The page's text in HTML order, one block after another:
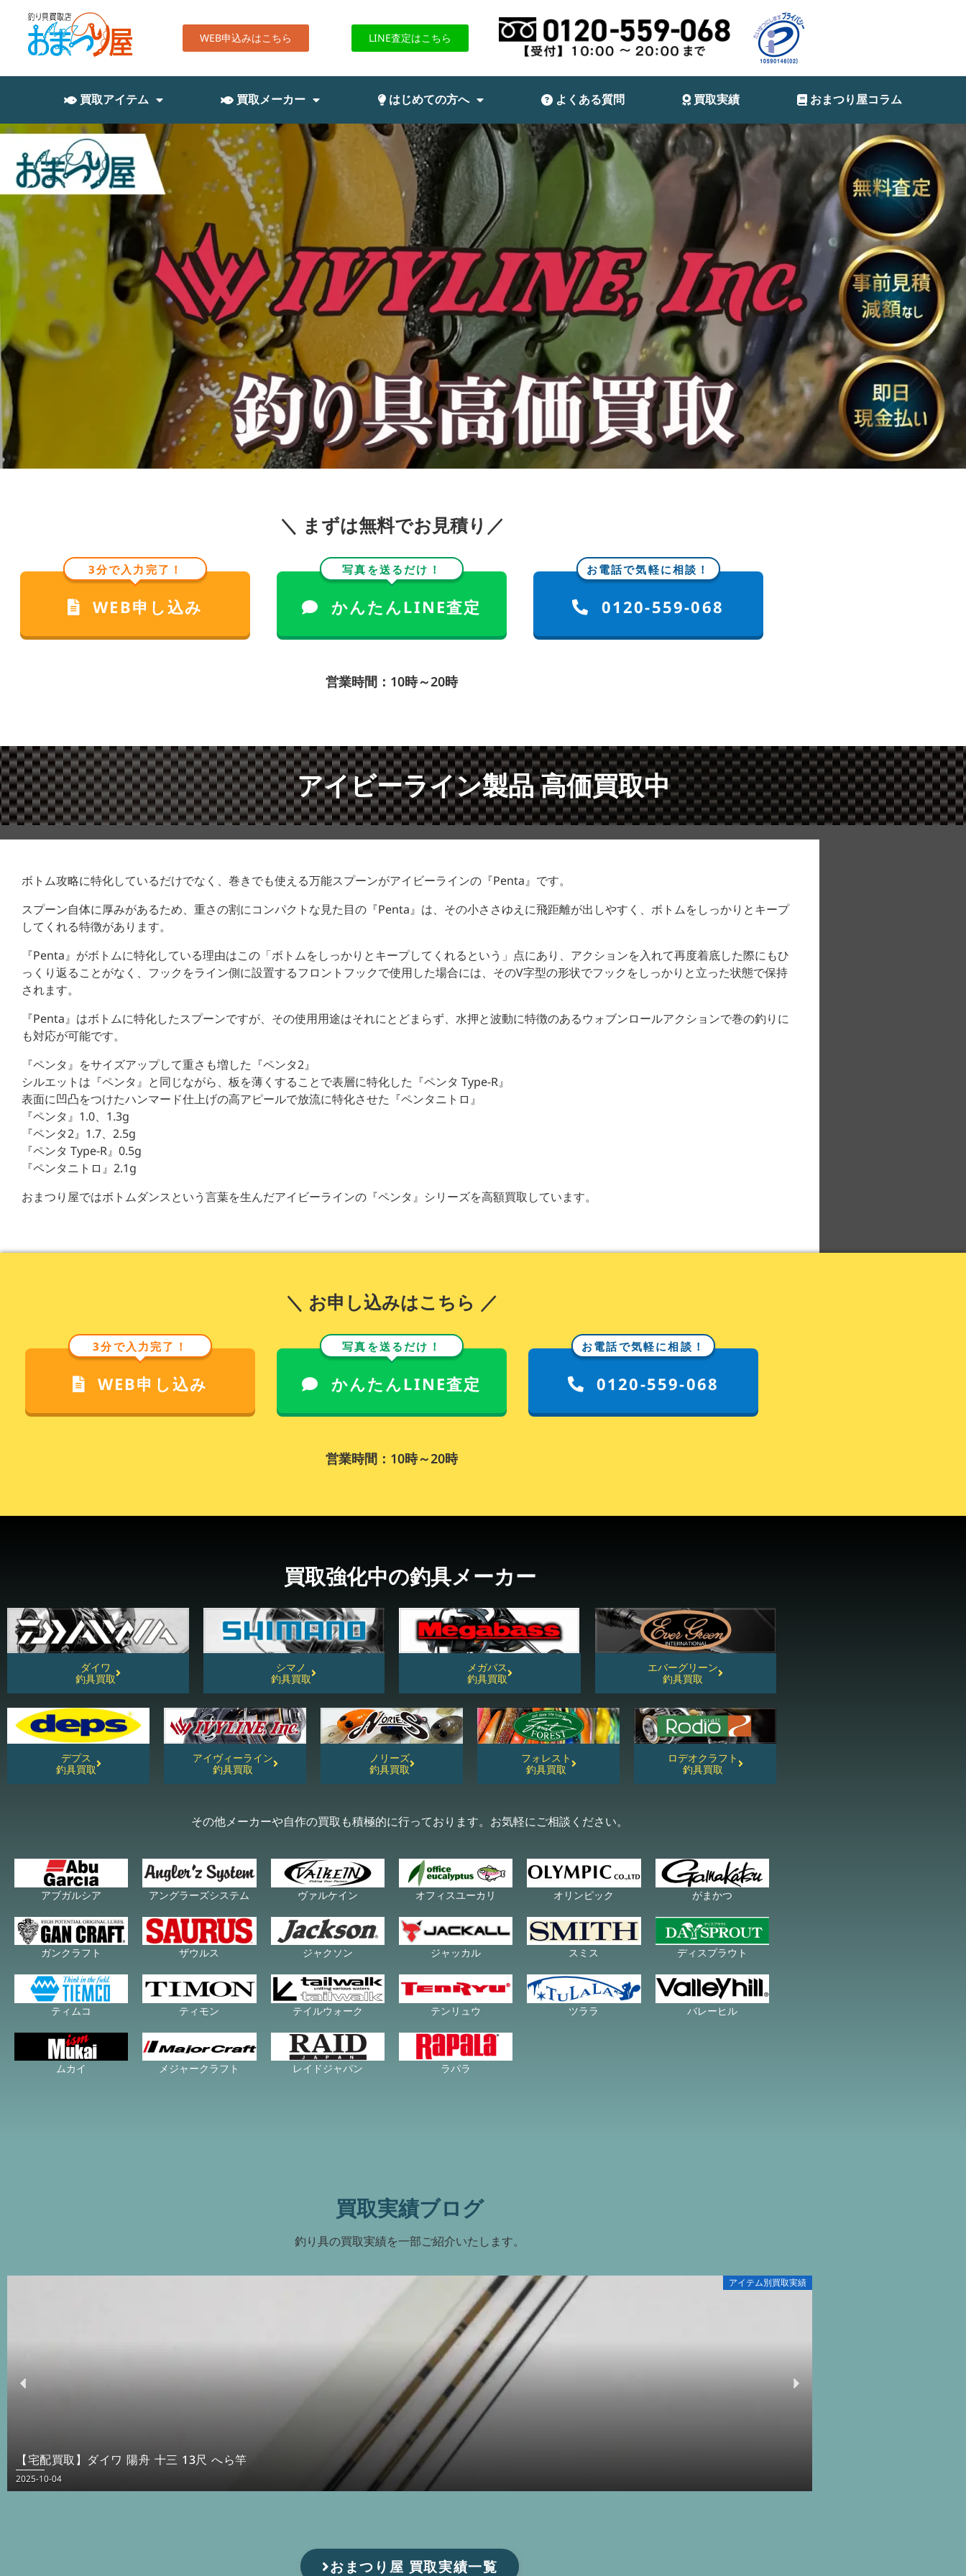
WEB申込みはこちら LINE査定はこちら
買取アイテム 買取メーカー はじめての方へ よくある質問 買取実績 おまつり屋コラム
＼ まずは無料でお見積り／
3分で入力完了！
WEB申し込み
写真を送るだけ！
かんたんLINE査定
お電話で気軽に相談！
0120-559-068
営業時間：10時～20時
アイビーライン製品 高価買取中
ボトム攻略に特化しているだけでなく、巻きでも使える万能スプーンがアイビーラインの『Penta』です。
スプーン自体に厚みがあるため、重さの割にコンパクトな見た目の『Penta』は、その小ささゆえに飛距離が出しやすく、ボトムをしっかりとキープ
してくれる特徴があります。
『Penta』がボトムに特化している理由はこの「ボトムをしっかりとキープしてくれるという」点にあり、アクションを入れて再度着底した際にもひ
っくり返ることがなく、フックをライン側に設置するフロントフックで使用した場合には、そのV字型の形状でフックをしっかりと立った状態で保持
されます。
『Penta』はボトムに特化したスプーンですが、その使用用途はそれにとどまらず、水押と波動に特徴のあるウォブンロールアクションで巻の釣りに
も対応が可能です。
『ペンタ』をサイズアップして重さも増した『ペンタ2』
シルエットは『ペンタ』と同じながら、板を薄くすることで表層に特化した『ペンタ Type-R』
表面に凹凸をつけたハンマード仕上げの高アピールで放流に特化させた『ペンタニトロ』
『ペンタ』1.0、1.3g
『ペンタ2』1.7、2.5g
『ペンタ Type-R』0.5g
『ペンタニトロ』2.1g
おまつり屋ではボトムダンスという言葉を生んだアイビーラインの『ペンタ』シリーズを高額買取しています。
＼ お申し込みはこちら ／
3分で入力完了！
WEB申し込み
写真を送るだけ！
かんたんLINE査定
お電話で気軽に相談！
0120-559-068
営業時間：10時～20時
買取強化中の釣具メーカー
ダイワ
釣具買取
シマノ
釣具買取
メガバス
釣具買取
エバーグリーン
釣具買取
デプス
釣具買取
アイヴィーライン
釣具買取
ノリーズ
釣具買取
フォレスト
釣具買取
ロデオクラフト
釣具買取
その他メーカーや自作の買取も積極的に行っております。お気軽にご相談ください。
アブガルシア アングラーズシステム ヴァルケイン オフィスユーカリ オリンピック がまかつ
ガンクラフト ザウルス ジャクソン ジャッカル スミス ディスプラウト
ティムコ ティモン テイルウォーク テンリュウ ツララ バレーヒル
ムカイ メジャークラフト レイドジャパン ラパラ
買取実績ブログ
釣り具の買取実績を一部ご紹介いたします。
アイテム別買取実績
【宅配買取】ダイワ 陽舟 十三 13尺 へら竿
2025-10-04
おまつり屋 買取実績一覧